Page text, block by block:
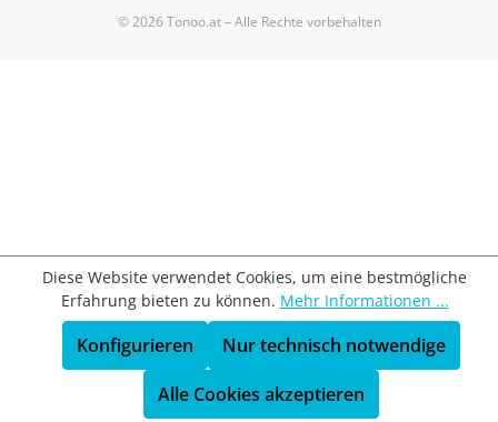
© 2026 Tonoo.at – Alle Rechte vorbehalten
Diese Website verwendet Cookies, um eine bestmögliche
Erfahrung bieten zu können. Mehr Informationen ...
Nur technisch notwendige
Konfigurieren
Alle Cookies akzeptieren